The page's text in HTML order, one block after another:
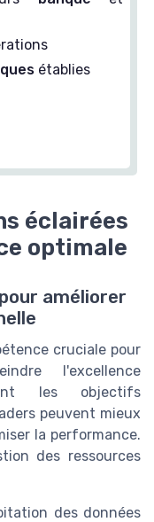
établies
éclairées
optimale
améliorer
cruciale pour
l'excellence
les objectifs
peuvent mieux
la performance.
des ressources
des données